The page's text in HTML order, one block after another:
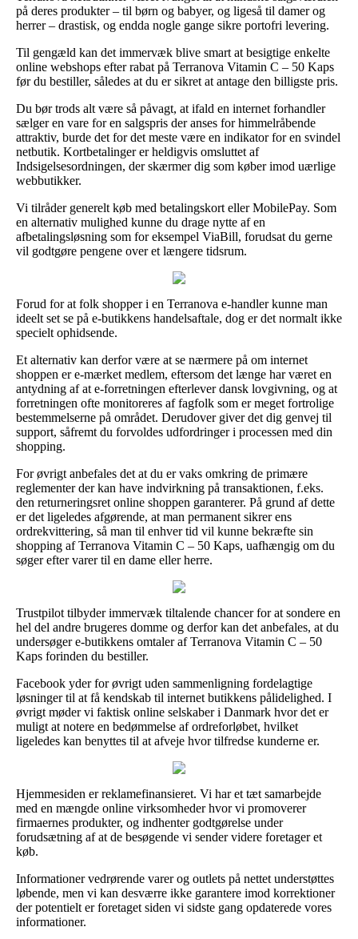
på deres produkter – til børn og babyer, og ligeså til damer og
herrer – drastisk, og endda nogle gange sikre portofri levering.
Til gengæld kan det immervæk blive smart at besigtige enkelte
online webshops efter rabat på Terranova Vitamin C – 50 Kaps
før du bestiller, således at du er sikret at antage den billigste pris.
Du bør trods alt være så påvagt, at ifald en internet forhandler
sælger en vare for en salgspris der anses for himmelråbende
attraktiv, burde det for det meste være en indikator for en svindel
netbutik. Kortbetalinger er heldigvis omsluttet af
Indsigelsesordningen, der skærmer dig som køber imod uærlige
webbutikker.
Vi tilråder generelt køb med betalingskort eller MobilePay. Som
en alternativ mulighed kunne du drage nytte af en
afbetalingsløsning som for eksempel ViaBill, forudsat du gerne
vil godtgøre pengene over et længere tidsrum.
Forud for at folk shopper i en Terranova e-handler kunne man
ideelt set se på e-butikkens handelsaftale, dog er det normalt ikke
specielt ophidsende.
Et alternativ kan derfor være at se nærmere på om internet
shoppen er e-mærket medlem, eftersom det længe har været en
antydning af at e-forretningen efterlever dansk lovgivning, og at
forretningen ofte monitoreres af fagfolk som er meget fortrolige
bestemmelserne på området. Derudover giver det dig genvej til
support, såfremt du forvoldes udfordringer i processen med din
shopping.
For øvrigt anbefales det at du er vaks omkring de primære
reglementer der kan have indvirkning på transaktionen, f.eks.
den returneringsret online shoppen garanterer. På grund af dette
er det ligeledes afgørende, at man permanent sikrer ens
ordrekvittering, så man til enhver tid vil kunne bekræfte sin
shopping af Terranova Vitamin C – 50 Kaps, uafhængig om du
søger efter varer til en dame eller herre.
Trustpilot tilbyder immervæk tiltalende chancer for at sondere en
hel del andre brugeres domme og derfor kan det anbefales, at du
undersøger e-butikkens omtaler af Terranova Vitamin C – 50
Kaps forinden du bestiller.
Facebook yder for øvrigt uden sammenligning fordelagtige
løsninger til at få kendskab til internet butikkens pålidelighed. I
øvrigt møder vi faktisk online selskaber i Danmark hvor det er
muligt at notere en bedømmelse af ordreforløbet, hvilket
ligeledes kan benyttes til at afveje hvor tilfredse kunderne er.
Hjemmesiden er reklamefinansieret. Vi har et tæt samarbejde
med en mængde online virksomheder hvor vi promoverer
firmaernes produkter, og indhenter godtgørelse under
forudsætning af at de besøgende vi sender videre foretager et
køb.
Informationer vedrørende varer og outlets på nettet understøttes
løbende, men vi kan desværre ikke garantere imod korrektioner
der potentielt er foretaget siden vi sidste gang opdaterede vores
informationer.